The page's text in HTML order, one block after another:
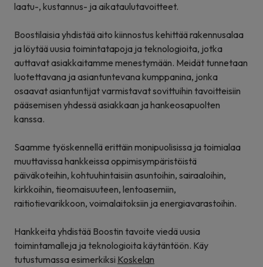
laatu-, kustannus- ja aikataulutavoitteet.
Boostilaisia yhdistää aito kiinnostus kehittää rakennusalaa
ja löytää uusia toimintatapoja ja teknologioita, jotka
auttavat asiakkaitamme menestymään. Meidät tunnetaan
luotettavana ja asiantuntevana kumppanina, jonka
osaavat asiantuntijat varmistavat sovittuihin tavoitteisiin
pääsemisen yhdessä asiakkaan ja hankeosapuolten
kanssa.
Saamme työskennellä erittäin monipuolisissa ja toimialaa
muuttavissa hankkeissa oppimisympäristöistä
päiväkoteihin, kohtuuhintaisiin asuntoihin, sairaaloihin,
kirkkoihin, tieomaisuuteen, lentoasemiin,
raitiotievarikkoon, voimalaitoksiin ja energiavarastoihin.
Hankkeita yhdistää Boostin tavoite viedä uusia
toimintamalleja ja teknologioita käytäntöön. Käy
tutustumassa esimerkiksi Koskelan